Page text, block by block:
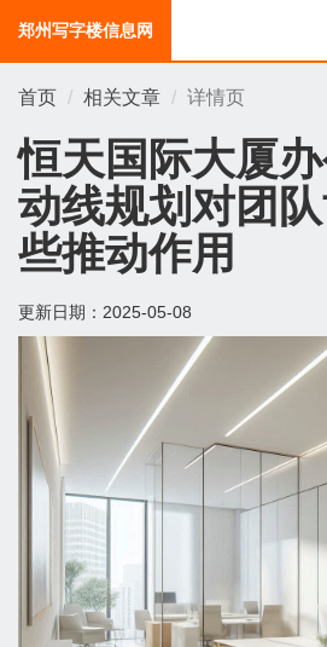
郑州写字楼信息网
首页 相关文章 详情页
恒天国际大厦
动线规划对团
些推动作用
更新日期： 2025-05-08